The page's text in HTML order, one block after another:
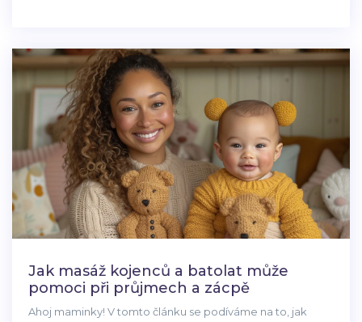
šanci tomuto rannímu rituálu a uvidíte rozdíl.
Jak masáž kojenců a batolat může
pomoci při průjmech a zácpě
Ahoj maminky! V tomto článku se podíváme na to, jak